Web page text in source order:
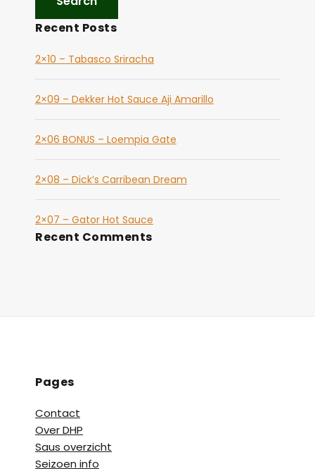
Recent Posts
2×10 – Tabasco Sriracha
2×09 – Dekker Hot Sauce Aji Amarillo
2×06 BONUS – Loempia Gate
2×08 – Dick’s Carribean Dream
2×07 – Gator Hot Sauce
Recent Comments
Pages
Contact
Over DHP
Saus overzicht
Seizoen info